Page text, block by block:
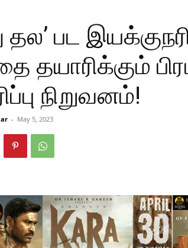
தல’ பட
தயாரிக்கும்
நிறுவனம்!
- May 5, 2023